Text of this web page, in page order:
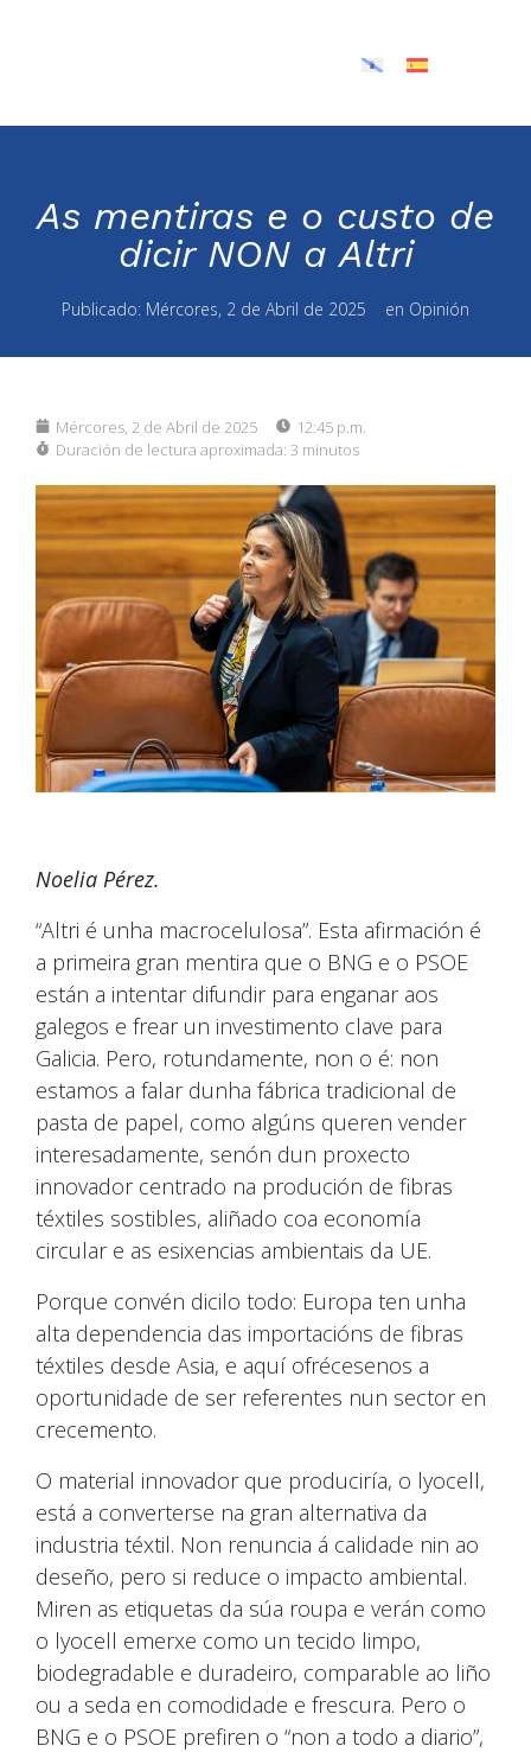
As mentiras e o custo de
dicir NON a Altri
Publicado: Mércores, 2 de Abril de 2025 en Opinión
Mércores, 2 de Abril de 2025
12:45 p.m.
Duración de lectura aproximada: 3 minutos
Noelia Pérez.
“Altri é unha macrocelulosa”. Esta afirmación é
a primeira gran mentira que o BNG e o PSOE
están a intentar difundir para enganar aos
galegos e frear un investimento clave para
Galicia. Pero, rotundamente, non o é: non
estamos a falar dunha fábrica tradicional de
pasta de papel, como algúns queren vender
interesadamente, senón dun proxecto
innovador centrado na produción de fibras
téxtiles sostibles, aliñado coa economía
circular e as esixencias ambientais da UE.
Porque convén dicilo todo: Europa ten unha
alta dependencia das importacións de fibras
téxtiles desde Asia, e aquí ofrécesenos a
oportunidade de ser referentes nun sector en
crecemento.
O material innovador que produciría, o lyocell,
está a converterse na gran alternativa da
industria téxtil. Non renuncia á calidade nin ao
deseño, pero si reduce o impacto ambiental.
Miren as etiquetas da súa roupa e verán como
o lyocell emerxe como un tecido limpo,
biodegradable e duradeiro, comparable ao liño
ou a seda en comodidade e frescura. Pero o
BNG e o PSOE prefiren o “non a todo a diario”,